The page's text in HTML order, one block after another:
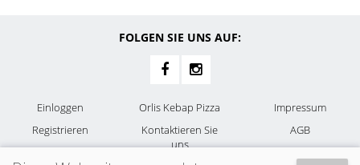
FOLGEN SIE UNS AUF:
Einloggen
Registrieren
Orlis Kebap Pizza
Kontaktieren Sie
uns
Impressum
AGB
Allergene